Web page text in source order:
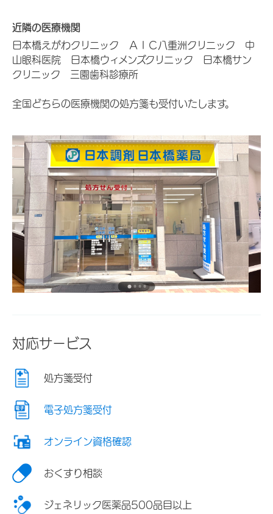
近隣の医療機関
日本橋えがわクリニック ＡＩＣ八重洲クリニック 中
山眼科医院 日本橋ウィメンズクリニック 日本橋サン
クリニック 三園歯科診療所
全国どちらの医療機関の処方箋も受付いたします。
対応サービス
処方箋受付
電子処方箋受付
オンライン資格確認
おくすり相談
ジェネリック医薬品500品目以上